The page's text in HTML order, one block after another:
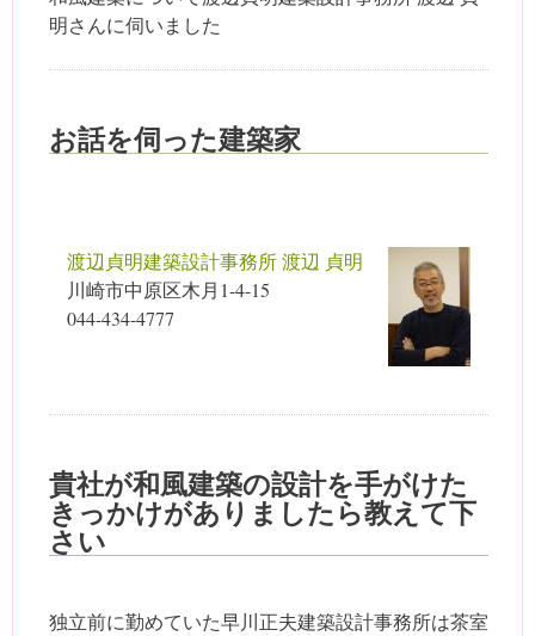
明さんに伺いました
お話を伺った建築家
渡辺貞明建築設計事務所 渡辺 貞明
川崎市中原区木月1-4-15
044-434-4777
貴社が和風建築の設計を手がけた
きっかけがありましたら教えて下
さい
独立前に勤めていた早川正夫建築設計事務所は茶室